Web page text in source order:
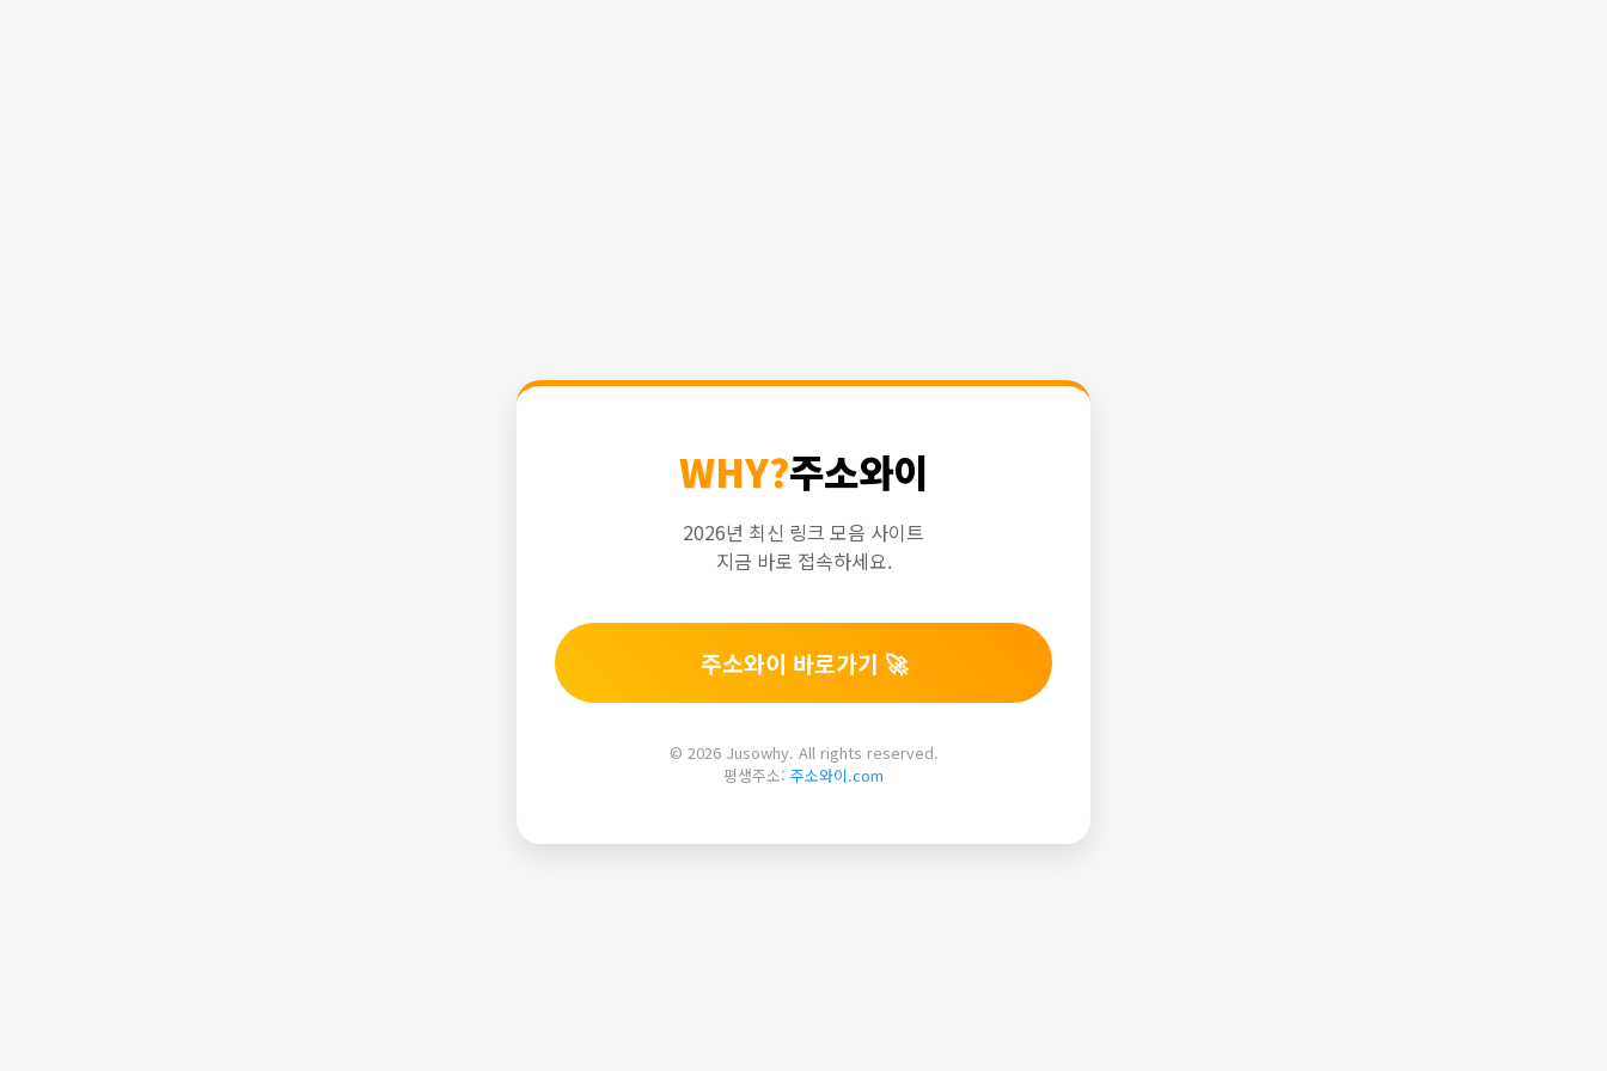
WHY?주소와이
2026년 최신 링크 모음 사이트
지금 바로 접속하세요.
주소와이 바로가기 🚀
© 2026 Jusowhy. All rights reserved.
평생주소: 주소와이.com